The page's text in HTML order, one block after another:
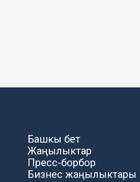
Башкы бет
Жаңылыктар
Пресс-борбор
Бизнес жаңылыктары